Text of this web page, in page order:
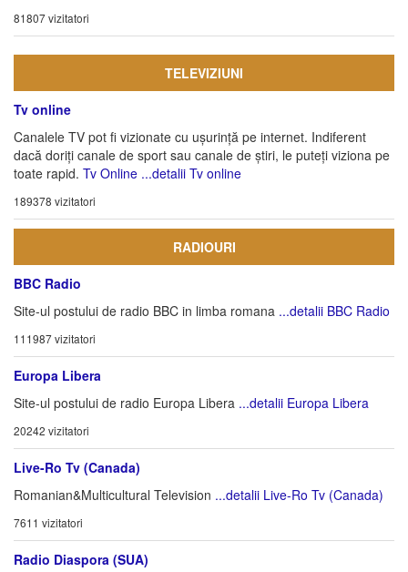
81807 vizitatori
TELEVIZIUNI
Tv online
Canalele TV pot fi vizionate cu ușurință pe internet. Indiferent
dacă doriți canale de sport sau canale de știri, le puteți viziona pe
toate rapid. Tv Online ...detalii Tv online
189378 vizitatori
RADIOURI
BBC Radio
Site-ul postului de radio BBC in limba romana ...detalii BBC Radio
111987 vizitatori
Europa Libera
Site-ul postului de radio Europa Libera ...detalii Europa Libera
20242 vizitatori
Live-Ro Tv (Canada)
Romanian&Multicultural Television ...detalii Live-Ro Tv (Canada)
7611 vizitatori
Radio Diaspora (SUA)